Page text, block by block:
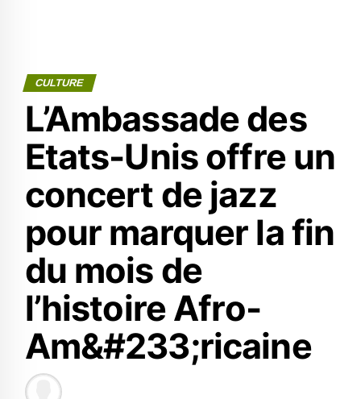
CULTURE
L’Ambassade des
Etats-Unis offre un
concert de jazz
pour marquer la fin
du mois de
l’histoire Afro-
Am&#233;ricaine